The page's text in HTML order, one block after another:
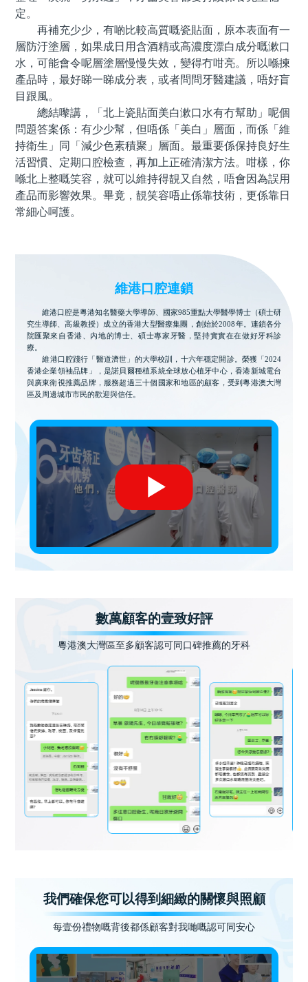
定。
再補充少少，有啲比較高質嘅瓷貼面，原本表面有一
層防汙塗層，如果成日用含酒精或高濃度漂白成分嘅漱口
水，可能會令呢層塗層慢慢失效，變得冇咁亮。所以喺揀
產品時，最好睇一睇成分表，或者問問牙醫建議，唔好盲
目跟風。
總結嚟講，「北上瓷貼面美白漱口水有冇幫助」呢個
問題答案係：有少少幫，但唔係「美白」層面，而係「維
持衛生」同「減少色素積聚」層面。最重要係保持良好生
活習慣、定期口腔檢查，再加上正確清潔方法。咁樣，你
喺北上整嘅笑容，就可以維持得靚又自然，唔會因為誤用
產品而影響效果。畢竟，靚笑容唔止係靠技術，更係靠日
常細心呵護。
維港口腔連鎖
維港口腔是粵港知名醫藥大學導師、國家985重點大學醫學博士（碩士研
究生導師、高級教授）成立的香港大型醫療集團，創始於2008年。連鎖各分
院匯聚來自香港、內地的博士、碩士專家牙醫，堅持實實在在做好牙科診
療。
維港口腔踐行「醫道濟世」的大學校訓，十六年穩定開診。榮獲「2024
香港企業領袖品牌」，是諾貝爾種植系統全球放心植牙中心，香港新城電台
與廣東衛視推薦品牌，服務超過三十個國家和地區的顧客，受到粵港澳大灣
區及周邊城市市民的歡迎與信任。
數萬顧客的壹致好評
粵港澳大灣區至多顧客認可同口碑推薦的牙科
我們確保您可以得到細緻的關懷與照顧
每壹份禮物嘅背後都係顧客對我哋嘅認可同安心